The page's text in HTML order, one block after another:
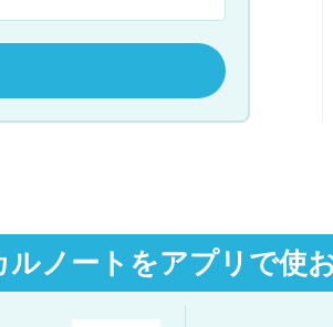
ルノートをアプリで使